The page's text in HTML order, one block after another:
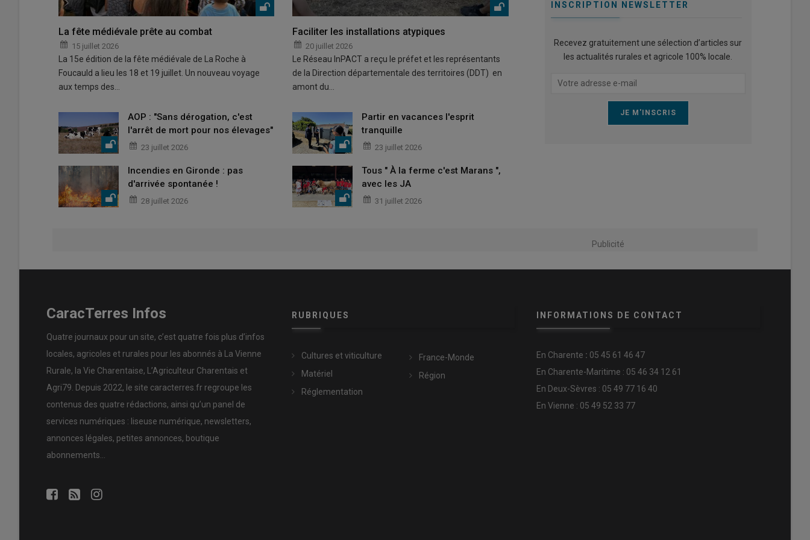
La fête médiévale prête au combat
15 juillet 2026
La 15e édition de la fête médiévale de La Roche à
Foucauld a lieu les 18 et 19 juillet. Un nouveau voyage
aux temps des…
Faciliter les installations atypiques
20 juillet 2026
Le Réseau InPACT a reçu le préfet et les représentants
de la Direction départementale des territoires (DDT) en
amont du…
AOP : "Sans dérogation, c'est
l'arrêt de mort pour nos élevages"
23 juillet 2026
Partir en vacances l'esprit
tranquille
23 juillet 2026
Incendies en Gironde : pas
d'arrivée spontanée !
28 juillet 2026
Tous " À la ferme c'est Marans ",
avec les JA
31 juillet 2026
INSCRIPTION NEWSLETTER
Recevez gratuitement une sélection d’articles sur
les actualités rurales et agricole 100% locale.
Publicité
CaracTerres Infos
Quatre journaux pour un site, c’est quatre fois plus d’infos
locales, agricoles et rurales pour les abonnés à La Vienne
Rurale, la Vie Charentaise, L’Agriculteur Charentais et
Agri79. Depuis 2022, le site caracterres.fr regroupe les
contenus des quatre rédactions, ainsi qu’un panel de
services numériques : liseuse numérique, newsletters,
annonces légales, petites annonces, boutique
abonnements…
RUBRIQUES
Cultures et viticulture
Matériel
Réglementation
France-Monde
Région
INFORMATIONS DE CONTACT
En Charente : 05 45 61 46 47
En Charente-Maritime : 05 46 34 12 61
En Deux-Sèvres : 05 49 77 16 40
En Vienne : 05 49 52 33 77